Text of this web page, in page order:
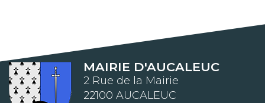
MAIRIE D'AUCALEUC
2 Rue de la Mairie
22100 AUCALEUC